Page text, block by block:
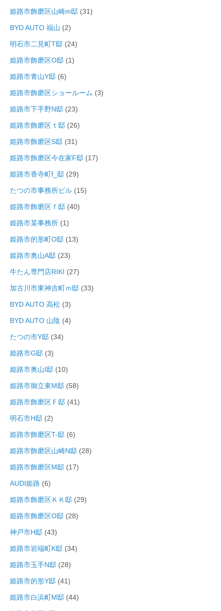
姫路市飾磨区山崎m邸 (31)
BYD AUTO 福山 (2)
明石市二見町T邸 (24)
姫路市飾磨区O邸 (1)
姫路市青山Y邸 (6)
姫路市飾磨区ショールーム (3)
姫路市下手野N邸 (23)
姫路市飾磨区ｔ邸 (26)
姫路市飾磨区S邸 (31)
姫路市飾磨区今在家F邸 (17)
姫路市香寺町f_邸 (29)
たつの市事務所ビル (15)
姫路市飾磨区ｆ邸 (40)
姫路市某事務所 (1)
姫路市的形町O邸 (13)
姫路市奥山A邸 (23)
牛たん専門店RIKI (27)
加古川市東神吉町ｍ邸 (33)
BYD AUTO 高松 (3)
BYD AUTO 山陰 (4)
たつの市Y邸 (34)
姫路市G邸 (3)
姫路市奥山I邸 (10)
姫路市御立東M邸 (58)
姫路市飾磨区Ｆ邸 (41)
明石市H邸 (2)
姫路市飾磨区T-邸 (6)
姫路市飾磨区山崎N邸 (28)
姫路市飾磨区M邸 (17)
AUDI姫路 (6)
姫路市飾磨区ＫＫ邸 (29)
姫路市飾磨区O邸 (28)
神戸市H邸 (43)
姫路市岩端町K邸 (34)
姫路市玉手N邸 (28)
姫路市的形Y邸 (41)
姫路市白浜町M邸 (44)